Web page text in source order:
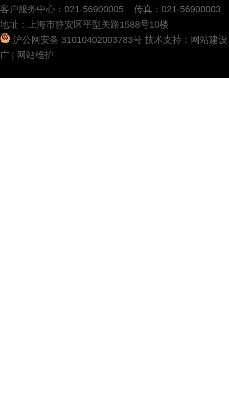
客户服务中心：021-56900005 传真：021-56900003
地址：上海市静安区平型关路1588号10楼
沪公网安备 31010402003783号 技术支持： 网站建设
广 | 网站维护